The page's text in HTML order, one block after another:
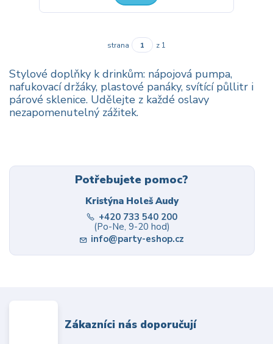
strana z 1
Stylové doplňky k drinkům: nápojová pumpa,
nafukovací držáky, plastové panáky, svítící půllitr i
párové sklenice. Udělejte z každé oslavy
nezapomenutelný zážitek.
Potřebujete pomoc?
Kristýna Holeš Audy
+420 733 540 200
(Po-Ne, 9-20 hod)
info@party-eshop.cz
Zákazníci nás doporučují